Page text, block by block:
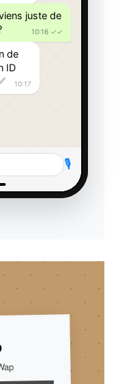
juste de
10:16 ✓✓
de
ID
10:17
🎙️